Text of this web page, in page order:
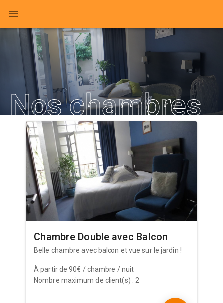
Nos chambres
Chambre Double avec Balcon
Belle chambre avec balcon et vue sur le jardin !
À partir de 90€ / chambre / nuit
Nombre maximum de client(s) : 2